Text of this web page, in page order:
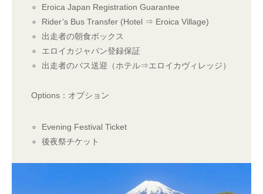
Eroica Japan Registration Guarantee
Rider’s Bus Transfer (Hotel ⇒ Eroica Village)
出走者の朝食ボックス
エロイカジャパン登録保証
出走者のバス送迎（ホテル⇒エロイカヴィレッジ）
Options：オプション
Evening Festival Ticket
後夜祭チケット